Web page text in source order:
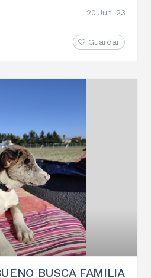
20 Jun '23
Guardar
BUSCA FAMILIA